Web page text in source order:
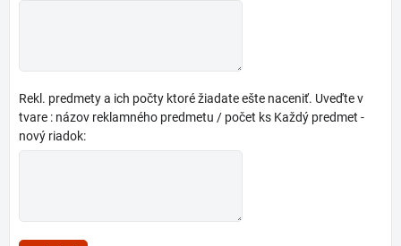
Rekl. predmety a ich počty ktoré žiadate ešte naceniť. Uveďte v
tvare : názov reklamného predmetu / počet ks Každý predmet -
nový riadok: